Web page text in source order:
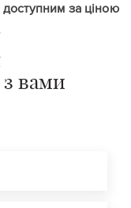
доступним за ціною
з вами